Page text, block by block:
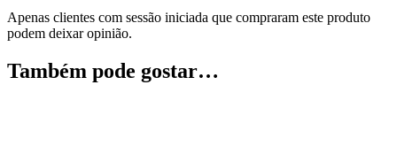
Apenas clientes com sessão iniciada que compraram este produto
podem deixar opinião.
Também pode gostar…